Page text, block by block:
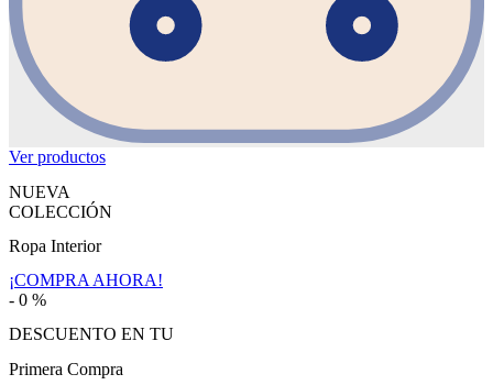
Ver productos
NUEVA
COLECCIÓN
Ropa Interior
¡COMPRA AHORA!
- 0 %
DESCUENTO EN TU
Primera Compra